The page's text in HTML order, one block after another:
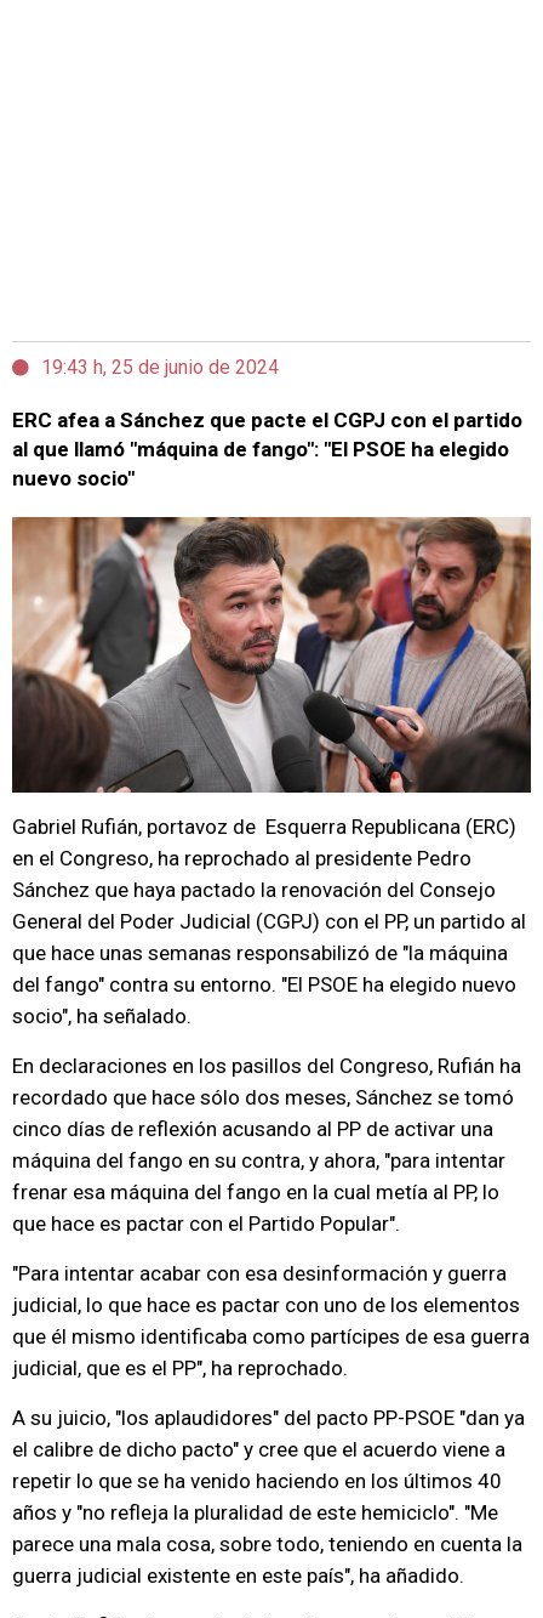
19:43 h, 25 de junio de 2024
ERC afea a Sánchez que pacte el CGPJ con el partido
al que llamó "máquina de fango": "El PSOE ha elegido
nuevo socio"
Gabriel Rufián, portavoz de Esquerra Republicana (ERC)
en el Congreso, ha reprochado al presidente Pedro
Sánchez que haya pactado la renovación del Consejo
General del Poder Judicial (CGPJ) con el PP, un partido al
que hace unas semanas responsabilizó de "la máquina
del fango" contra su entorno. "El PSOE ha elegido nuevo
socio", ha señalado.
En declaraciones en los pasillos del Congreso, Rufián ha
recordado que hace sólo dos meses, Sánchez se tomó
cinco días de reflexión acusando al PP de activar una
máquina del fango en su contra, y ahora, "para intentar
frenar esa máquina del fango en la cual metía al PP, lo
que hace es pactar con el Partido Popular".
"Para intentar acabar con esa desinformación y guerra
judicial, lo que hace es pactar con uno de los elementos
que él mismo identificaba como partícipes de esa guerra
judicial, que es el PP", ha reprochado.
A su juicio, "los aplaudidores" del pacto PP-PSOE "dan ya
el calibre de dicho pacto" y cree que el acuerdo viene a
repetir lo que se ha venido haciendo en los últimos 40
años y "no refleja la pluralidad de este hemiciclo". "Me
parece una mala cosa, sobre todo, teniendo en cuenta la
guerra judicial existente en este país", ha añadido.